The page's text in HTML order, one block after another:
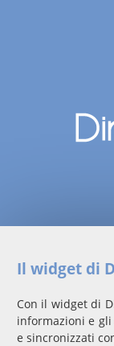
Il widget di
Con il widget di
informazioni e
e sincronizzati